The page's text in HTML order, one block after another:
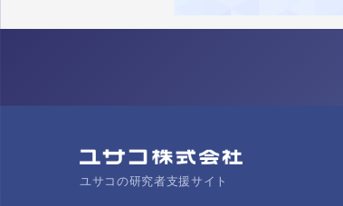
ユサコの研究者支援サイト